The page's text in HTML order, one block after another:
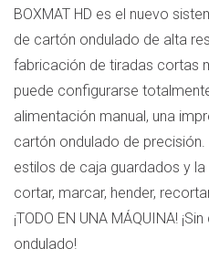
BOXMAT HD es el nuevo
de cartón ondulado de alta
fabricación de tiradas cortas
puede configurarse
alimentación manual, una
cartón ondulado de
estilos de caja guardados y
cortar, marcar, hender,
¡TODO EN UNA MÁQUINA!
ondulado!